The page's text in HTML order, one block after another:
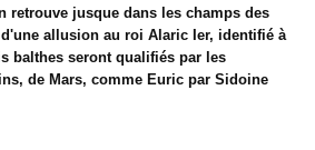
retrouve jusque dans les champs des
allusion au roi Alaric Ier, identifié à
balthes seront qualifiés par les
de Mars, comme Euric par Sidoine